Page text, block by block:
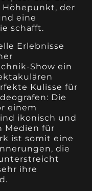
Höhepunkt, der
eine
schafft.
Erlebnisse
Show ein
Kulisse für
Die
einem
ikonisch und
Medien für
ist somit eine
die
ihre